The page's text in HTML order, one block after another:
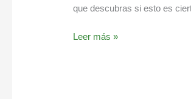
que descubras si esto es
Leer más »